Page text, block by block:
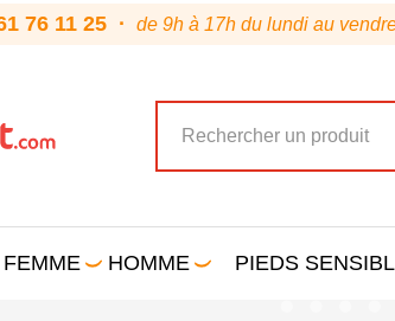
76 11 25 · de 9h à 17h du lundi au
FEMME HOMME PIEDS